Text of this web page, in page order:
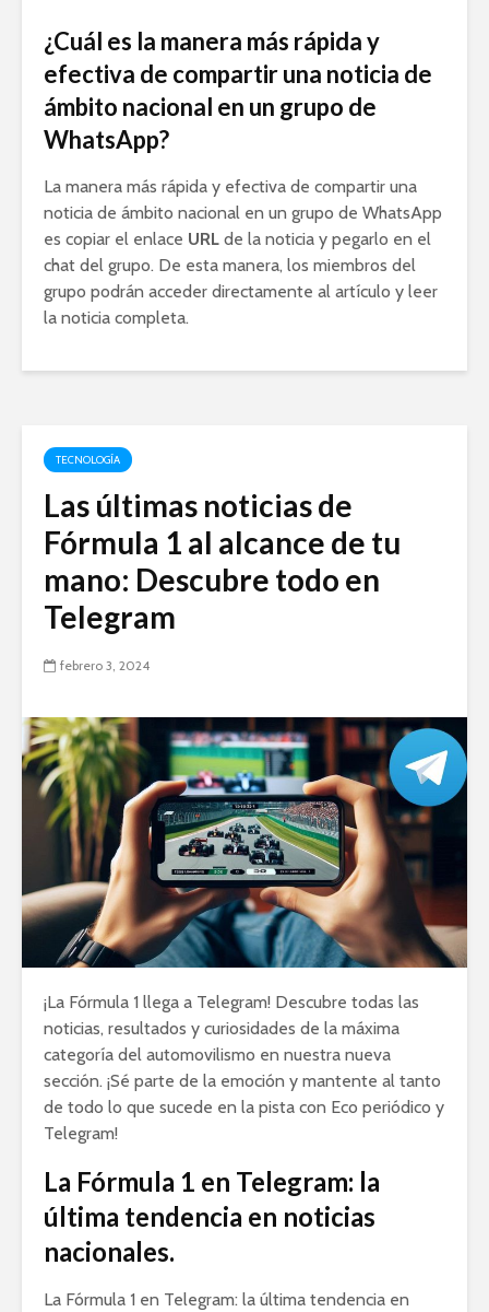
¿Cuál es la manera más rápida y
efectiva de compartir una noticia de
ámbito nacional en un grupo de
WhatsApp?
La manera más rápida y efectiva de compartir una
noticia de ámbito nacional en un grupo de WhatsApp
es copiar el enlace URL de la noticia y pegarlo en el
chat del grupo. De esta manera, los miembros del
grupo podrán acceder directamente al artículo y leer
la noticia completa.
TECNOLOGÍA
Las últimas noticias de
Fórmula 1 al alcance de tu
mano: Descubre todo en
Telegram
febrero 3, 2024
¡La Fórmula 1 llega a Telegram! Descubre todas las
noticias, resultados y curiosidades de la máxima
categoría del automovilismo en nuestra nueva
sección. ¡Sé parte de la emoción y mantente al tanto
de todo lo que sucede en la pista con Eco periódico y
Telegram!
La Fórmula 1 en Telegram: la
última tendencia en noticias
nacionales.
La Fórmula 1 en Telegram: la última tendencia en